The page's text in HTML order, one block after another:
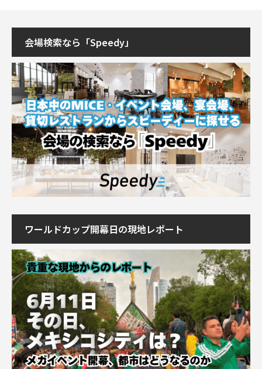
会場検索なら「Speedy」
ワールドカップ開幕日の現地レポート